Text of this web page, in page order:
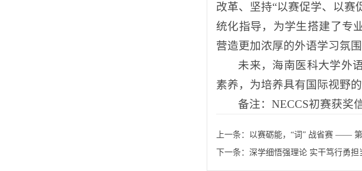
改革、坚持“以赛促学、以赛
统化指导，为学生搭建了专
营造更加浓厚的外语学习氛围
未来，海南医科大学外
素养，为培养具有国际视野
备注：NECCS初赛获奖
上一条：
以赛砺能，“词” 战省赛 —— 第
下一条： 深学细悟强理论 实干笃行勇